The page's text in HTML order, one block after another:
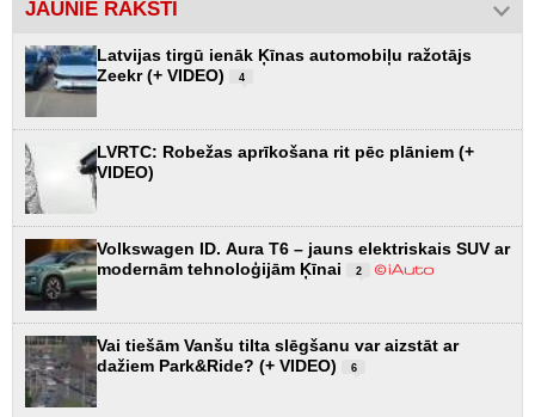
JAUNIE RAKSTI
Latvijas tirgū ienāk Ķīnas automobiļu ražotājs
Zeekr (+ VIDEO)
4
LVRTC: Robežas aprīkošana rit pēc plāniem (+
VIDEO)
Volkswagen ID. Aura T6 – jauns elektriskais SUV ar
modernām tehnoloģijām Ķīnai
2
Vai tiešām Vanšu tilta slēgšanu var aizstāt ar
dažiem Park&Ride? (+ VIDEO)
6